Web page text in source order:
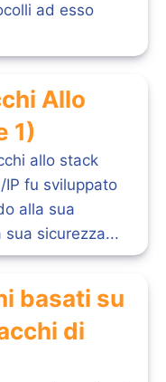
ad esso
Allo
1)
allo stack
IP fu sviluppato
alla sua
sicurezza...
basati su
di